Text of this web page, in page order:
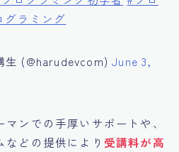
グラミング
生 (@harudevcom)June 3,
ンでの手厚いサポートや、
どの提供により 受講料が高